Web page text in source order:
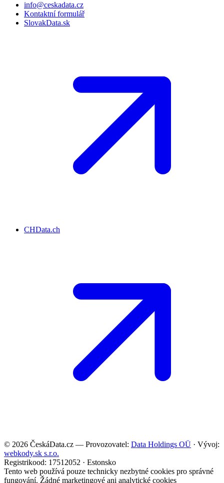
info@ceskadata.cz
Kontaktní formulář
SlovakData.sk
CHData.ch
© 2026 ČeskáData.cz — Provozovatel: Data Holdings OÜ · Vývoj:
webkody.sk s.r.o.
Registrikood: 17512052 · Estonsko
Tento web používá pouze technicky nezbytné cookies pro správné
fungování. Žádné marketingové ani analytické cookies